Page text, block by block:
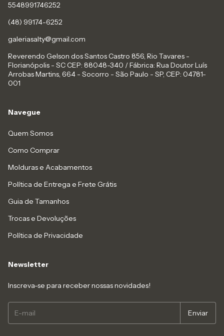
5548991746252
(48) 99174-6252
galeriasalty@gmail.com
Reverendo Gelson dos Santos Castro 856, Rio Tavares -
Florianópolis - SC CEP: 88048-340 / Fábrica: Rua Doutor Luís
Arrobas Martins, 664 - Socorro - São Paulo - SP, CEP: 04781-
001
Navegue
Quem Somos
Como Comprar
Molduras e Acabamentos
Política de Entrega e Frete Grátis
Guia de Tamanhos
Trocas e Devoluções
Política de Privacidade
Newsletter
Inscreva-se para receber nossas novidades!